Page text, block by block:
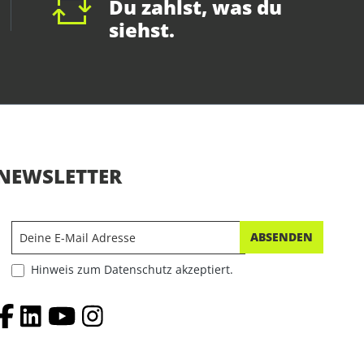
Du zahlst, was du
siehst.
ABSENDEN
Hinweis zum Datenschutz akzeptiert.